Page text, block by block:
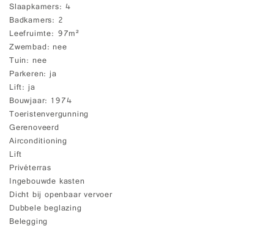
Slaapkamers 4
Badkamers 2
Leefruimte 97m²
Zwembad nee
Tuin nee
Parkeren ja
Lift ja
Bouwjaar 1974
Toeristenvergunning
Gerenoveerd
Airconditioning
Lift
Privéterras
Ingebouwde kasten
Dicht bij openbaar vervoer
Dubbele beglazing
Belegging